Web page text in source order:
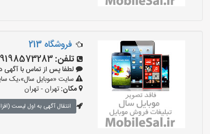
فروشگاه 213
تلفن:
لطفا پس از تماس با آگهی
سایت «موبایل سال»،یک
مکان:تهران - تهران
انتقال آگهی به اول لیست